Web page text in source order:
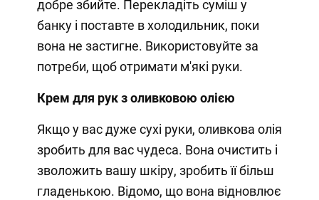
добре збийте. Перекладіть суміш у
банку і поставте в холодильник, поки
вона не застигне. Використовуйте за
потреби, щоб отримати м'які руки.
Крем для рук з оливковою олією
Якщо у вас дуже сухі руки, оливкова олія
зробить для вас чудеса. Вона очистить і
зволожить вашу шкіру, зробить її більш
гладенькою. Відомо, що вона відновлює